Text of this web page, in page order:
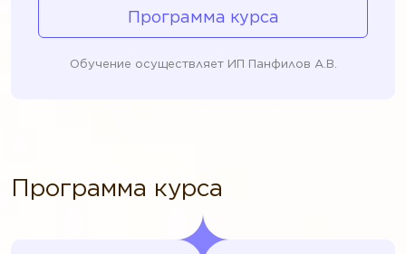
Программа курса
Обучение осуществляет ИП Панфилов А.В.
Программа курса